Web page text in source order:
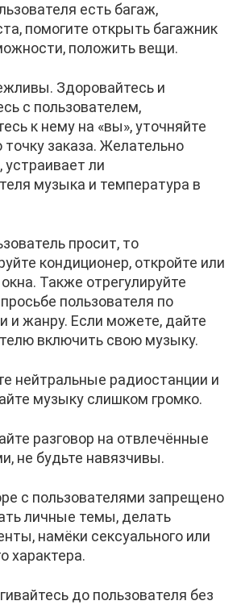
есть багаж,
помогите открыть багажник
положить вещи.
Здоровайтесь и
с пользователем,
к нему на «вы», уточняйте
точку заказа. Желательно
устраивает ли
музыка и температура в
просит, то
кондиционер, откройте или
Также отрегулируйте
пользователя по
и жанру. Если можете, дайте
включить свою музыку.
нейтральные радиостанции и
музыку слишком громко.
разговор на отвлечённые
не будьте навязчивы.
с пользователями запрещено
личные темы, делать
намёки сексуального или
характера.
до пользователя без